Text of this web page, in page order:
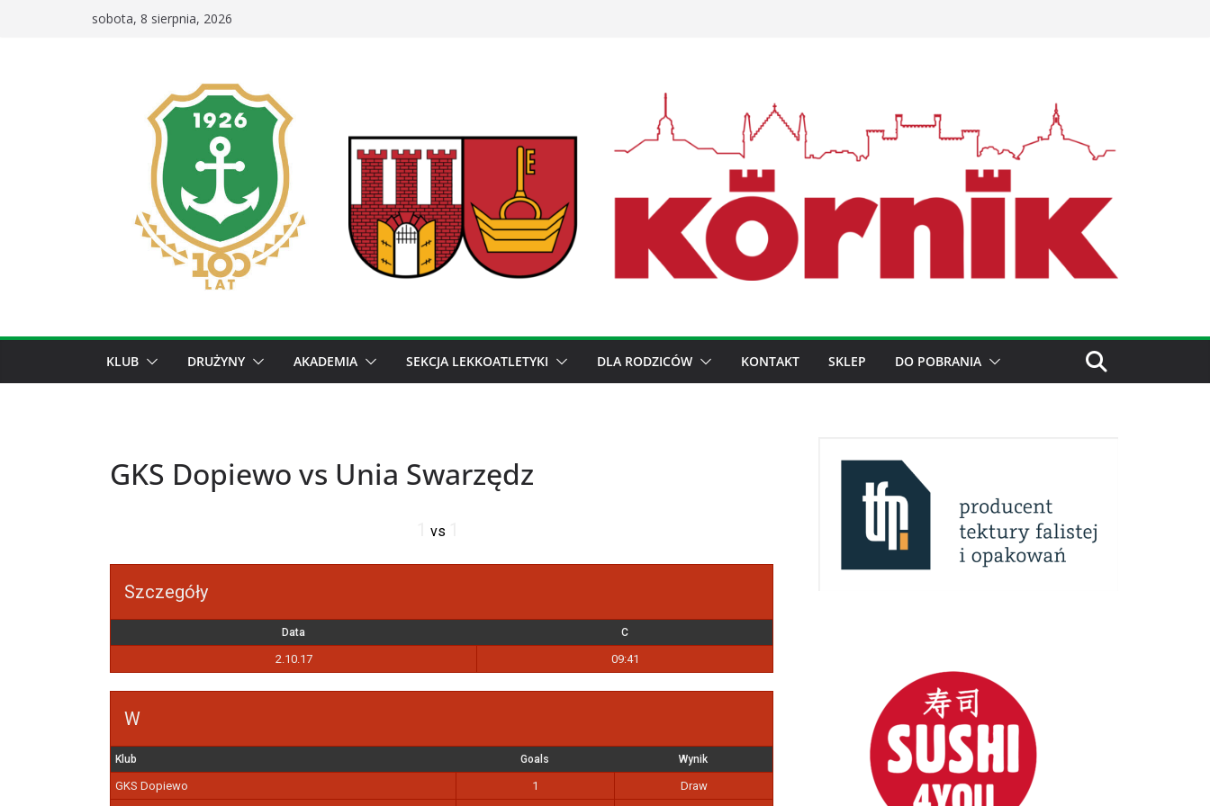
sobota, 8 sierpnia, 2026
KLUB DRUŻYNY AKADEMIA SEKCJA LEKKOATLETYKI DLA RODZICÓW KONTAKT SKLEP DO POBRANIA
GKS Dopiewo vs Unia Swarzędz
vs
Szczegóły
Data C
2.10.17 09:41
W
Klub Goals Wynik
GKS Dopiewo 1
Draw